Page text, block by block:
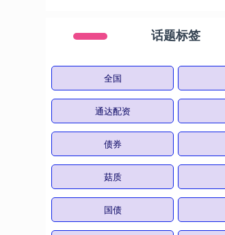
话题标签
全国
通达配资
债券
菇质
国债